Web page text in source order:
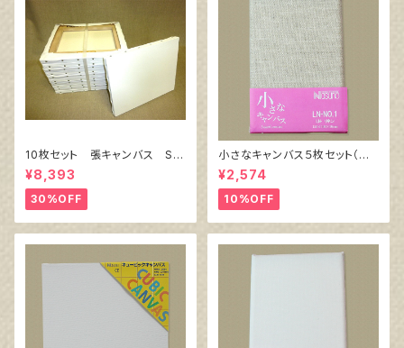
10枚セット 張キャンバス Sn
owWhite SPC（綿・ポリエステ
ル）F6 410㎜×318㎜
¥8,393
30%OFF
小さなキャンバス５枚セット（麻
キャンバス裏面張り）
¥2,574
10%OFF